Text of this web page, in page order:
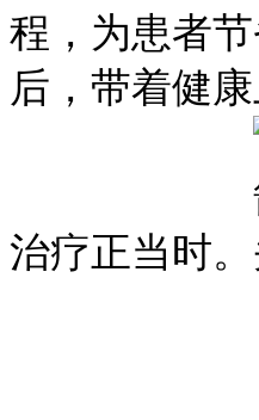
程，为患者
后，带着健
治疗正当时。